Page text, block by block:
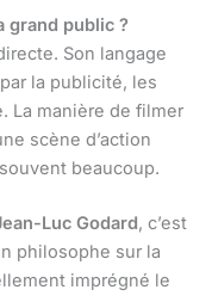
grand public ?
Son langage
la publicité, les
La manière de filmer
scène d’action
beaucoup.
Luc Godard, c’est
philosophe sur la
imprégné le